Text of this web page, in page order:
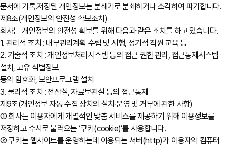
문서에 기록․저장된 개인정보는 분쇄기로 분쇄하거나 소각하여 파기합니다.
제8조(개인정보의 안전성 확보조치)
회사는 개인정보의 안전성 확보를 위해 다음과 같은 조치를 하고 있습니다.
1. 관리적 조치 : 내부관리계획 수립 및 시행, 정기적 직원 교육 등
2. 기술적 조치 : 개인정보처리시스템 등의 접근 권한 관리, 접근통제시스템
설치, 고유 식별정보
등의 암호화, 보안프로그램 설치
3. 물리적 조치 : 전산실, 자료보관실 등의 접근통제
제9조(개인정보 자동 수집 장치의 설치∙운영 및 거부에 관한 사항)
① 회사는 이용자에게 개별적인 맞춤 서비스를 제공하기 위해 이용정보를
저장하고 수시로 불러오는 ‘쿠키(cookie)’를 사용합니다.
② 쿠키는 웹사이트를 운영하는데 이용되는 서버(http)가 이용자의 컴퓨터